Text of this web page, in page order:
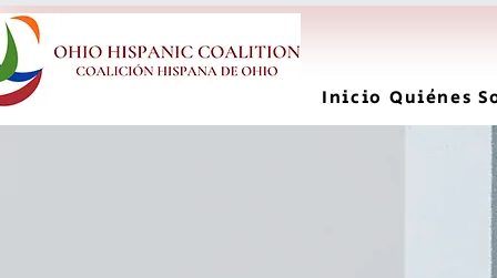
Inicio Quiénes